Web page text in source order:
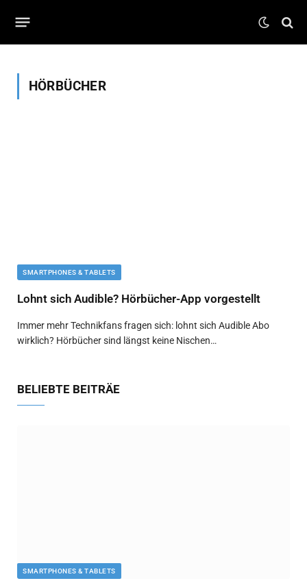
HÖRBÜCHER
SMARTPHONES & TABLETS
Lohnt sich Audible? Hörbücher-App vorgestellt
Immer mehr Technikfans fragen sich: lohnt sich Audible Abo
wirklich? Hörbücher sind längst keine Nischen…
BELIEBTE BEITRÄE
SMARTPHONES & TABLETS